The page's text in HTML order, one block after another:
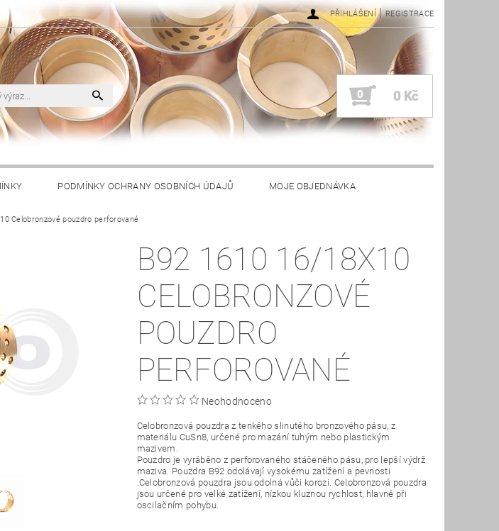
PŘIHLÁŠENÍ | REGISTRACE
0 0 Kč
PODMÍNKY OCHRANY OSOBNÍCH ÚDAJŮ MOJE OBJEDNÁVKA
Celobronzové pouzdro perforované
B92 1610 16/18X10
CELOBRONZOVÉ
POUZDRO
PERFOROVANÉ
Neohodnoceno
Celobronzová pouzdra z tenkého slinutého bronzového pásu, z
materiálu CuSn8, určené pro mazání tuhým nebo plastickým
mazivem.
Pouzdro je vyráběno z perforovaného stáčeného pásu, pro lepší výdrž
maziva. Pouzdra B92 odolávají vysokému zatížení a pevnosti
.Celobronzová pouzdra jsou odolná vůči korozi. Celobronzová pouzdra
jsou určené pro velké zatížení, nízkou kluznou rychlost, hlavně při
oscilačním pohybu.